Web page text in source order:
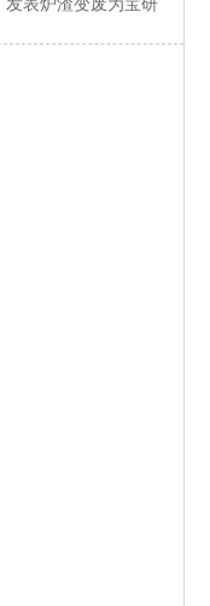
表炉渣变废为宝研